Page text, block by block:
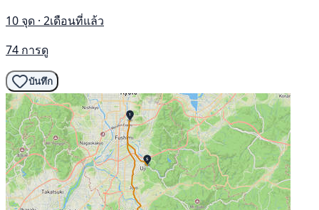
10 จุด · 2เดือนที่แล้ว
74 การดู
บันทึก